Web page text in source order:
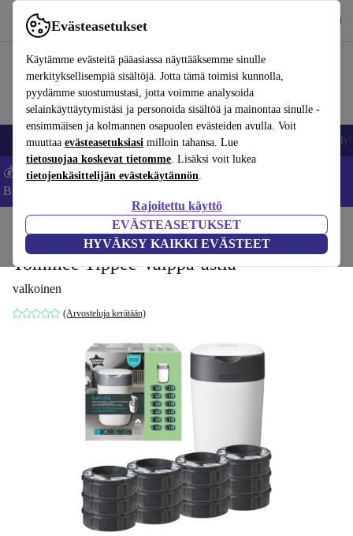
Evästeasetukset
Käytämme evästeitä pääasiassa näyttääksemme sinulle
merkityksellisempiä sisältöjä. Jotta tämä toimisi kunnolla,
pyydämme suostumustasi, jotta voimme analysoida
selainkäyttäytymistäsi ja personoida sisältöä ja mainontaa sinulle -
ensimmäisen ja kolmannen osapuolen evästeiden avulla. Voit
muuttaa evästeasetuksiasi milloin tahansa. Lue
tietosuojaa koskevat tietomme. Lisäksi voit lukea
tietojenkäsittelijän evästekäytännön.
Rajoitettu käyttö
EVÄSTEASETUKSET
HYVÄKSY KAIKKI EVÄSTEET
Käytä refurbed-palvelua nopeasti ja helposti
Matkapuhelimet ja älypuhelimet Kannettavat tietokoneet
💰Säästä -5 % LISÄÄ MacBookeista ja iPadeista – Koodi:
BACK5OFF -
Potat ja pesut Vaippa-ämpärit
Tommee Tippee Vaippa-astia
valkoinen
(Arvosteluja kerätään)